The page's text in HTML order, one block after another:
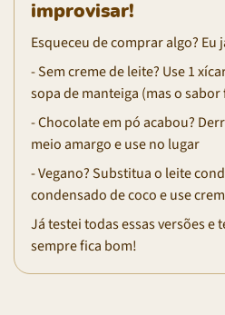
improvisar!
Esqueceu de comprar algo? Eu
- Sem creme de leite? Use 1
sopa de manteiga (mas o
- Chocolate em pó acabou?
meio amargo e use no lugar
- Vegano? Substitua o leite
condensado de coco e use
Já testei todas essas versões
sempre fica bom!